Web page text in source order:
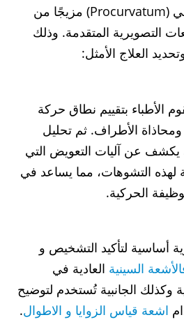
(Recurvatum) والأمامي (Procurvatum) مزيجًا من
التصويرية المتقدمة. وذلك
العلاج الأمثل:
الأطباء بتقييم نطاق حركة
الأطراف. ثم تحليل
عن آليات التعويض التي
لهذه التشوهات، مما يساعد في
الحركية.
أساسية لتأكيد التشخيص و
السينية العادية في
وكذلك الجانبية تُستخدم لتوضيح
اشعة قياس الزوايا و الاطوال.